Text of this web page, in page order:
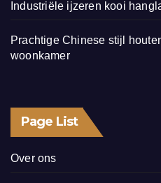
Industriële ijzeren kooi
Prachtige Chinese stijl
woonkamer
Page List
Over ons